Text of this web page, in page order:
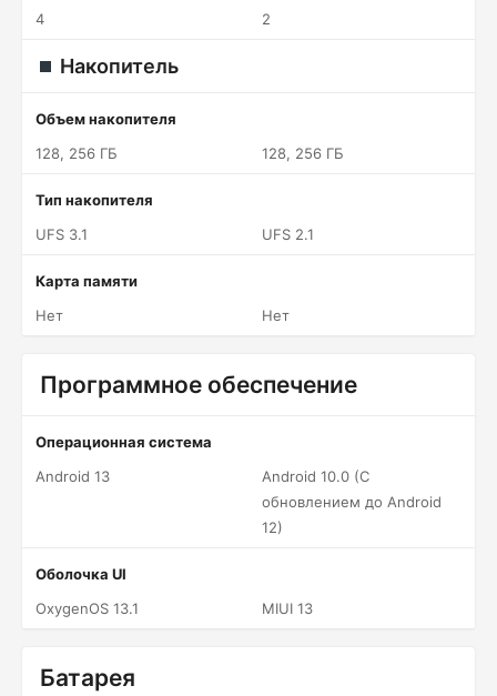
4
2
Накопитель
Объем накопителя
128, 256 ГБ
128, 256 ГБ
Тип накопителя
UFS 3.1
UFS 2.1
Карта памяти
Нет
Нет
Программное обеспечение
Операционная система
Android 13
Android 10.0 (С
обновлением до Android
12)
Оболочка UI
OxygenOS 13.1
MIUI 13
Батарея